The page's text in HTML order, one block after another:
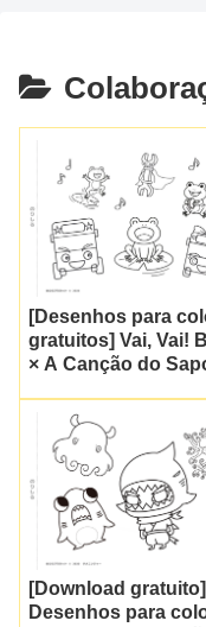
[Desenhos para
gratuitos] Vai, Vai!
× A Canção do
para colorir da
colaboração! –
dos Desenhos para
Colorir
[Download gratuito]
Desenhos para